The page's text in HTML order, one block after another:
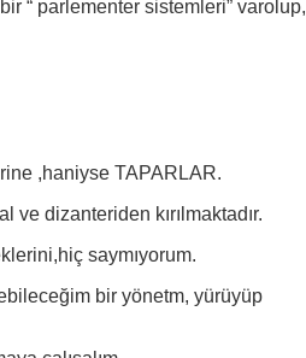
“ parlementer sistemleri” varolup,
,haniyse TAPARLAR.
ve dizanteriden kırılmaktadır.
saymıyorum.
bir yönetm, yürüyüp